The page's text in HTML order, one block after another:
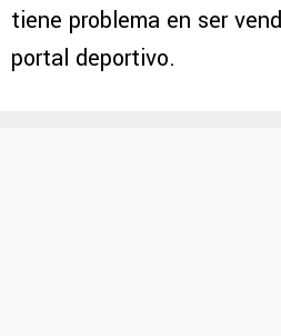
tiene problema en ser
portal deportivo.